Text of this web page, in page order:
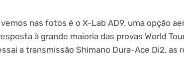
nas fotos é o X-Lab AD9, uma opção
à grande maioria das provas World
a transmissão Shimano Dura-Ace Di2, as